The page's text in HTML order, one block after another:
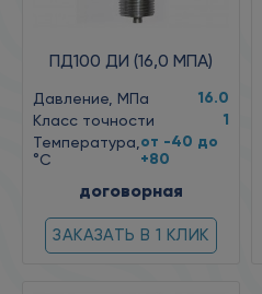
ПД100 ДИ (16,0 МПА)
Давление, МПа 16.0
Класс точности 1
Температура,
°C
от -40 до
+80
договорная
ЗАКАЗАТЬ В 1 КЛИК